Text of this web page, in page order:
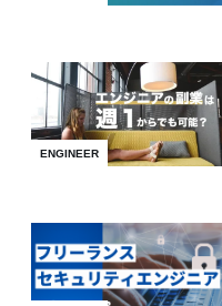
ENGINEER